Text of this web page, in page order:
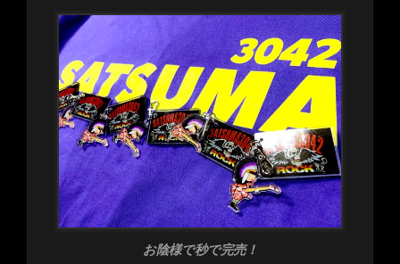
お陰様で秒で完売！